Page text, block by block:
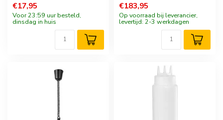
€17,95
Voor 23:59 uur besteld,
dinsdag in huis
€183,95
Op voorraad bij leverancier,
levertijd: 2-3 werkdagen